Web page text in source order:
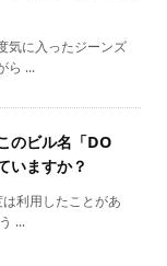
気に入ったジーンズ
ら ...
のビル名「DO
いますか？
利用したことがあ
...